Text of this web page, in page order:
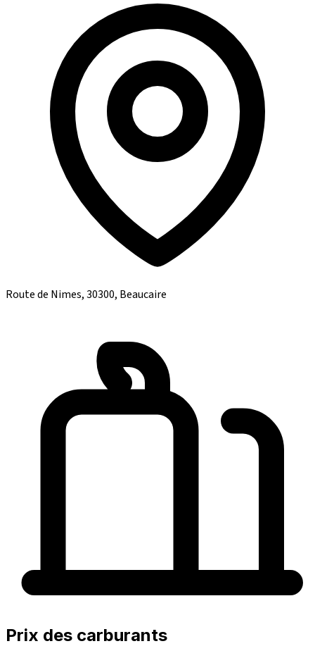
Route de Nimes, 30300, Beaucaire
Prix des carburants